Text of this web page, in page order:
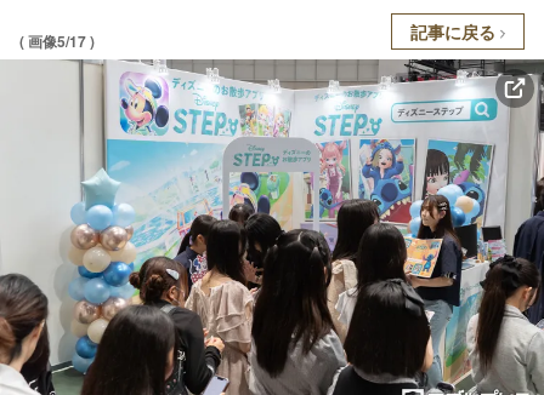
( 画像5/17 ) 記事に戻る